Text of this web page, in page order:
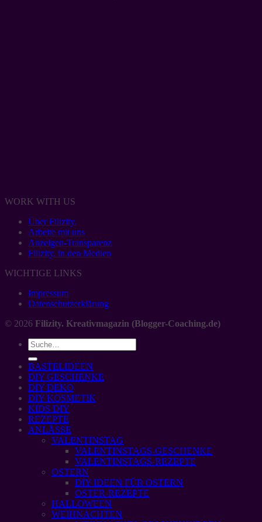
WORK WITH US
Über Filizity.
Arbeite mit uns
Anzeigen-Transparenz
Filizity. in den Medien
WICHTIGE LINKS
Impressum
Datenschutzerklärung
© 2026 Filizity. Kreativmagazin (Blogger-Coaching.de)
BASTELIDEEN
DIY GESCHENKE
DIY DEKO
DIY KOSMETIK
KIDS DIY
REZEPTE
ANLÄSSE
VALENTINSTAG
VALENTINSTAGS-GESCHENKE
VALENTINSTAGS-REZEPTE
OSTERN
DIY IDEEN FÜR OSTERN
OSTER-REZEPTE
HALLOWEEN
WEIHNACHTEN